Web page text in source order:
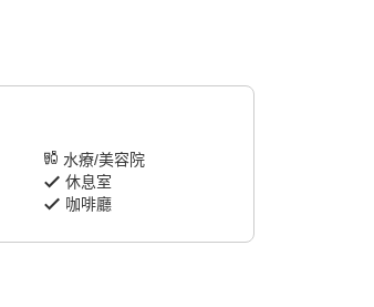
水療/美容院
休息室
咖啡廳